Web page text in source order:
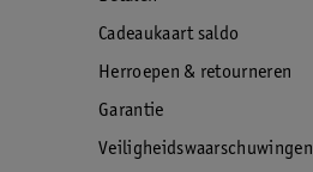
Cadeaukaart saldo
Herroepen & retourneren
Garantie
Veiligheidswaarschuwingen